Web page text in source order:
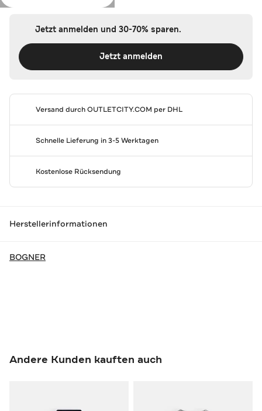
Jetzt anmelden und 30-70% sparen.
Jetzt anmelden
Versand durchOUTLETCITY.COM per DHL
Schnelle Lieferung in 3-5 Werktagen
Kostenlose Rücksendung
Herstellerinformationen
BOGNER
Andere Kunden kauften auch